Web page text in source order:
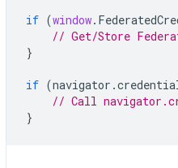
if (window.
// Get/Store
}
if (navigator .
// Call
}